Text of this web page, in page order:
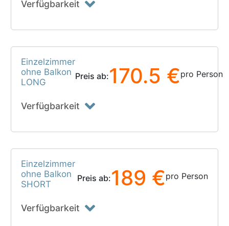
Verfügbarkeit
Einzelzimmer
ohne Balkon
LONG
Preis ab:170.5 €pro Person
Verfügbarkeit
Einzelzimmer
ohne Balkon
SHORT
Preis ab:189 €pro Person
Verfügbarkeit